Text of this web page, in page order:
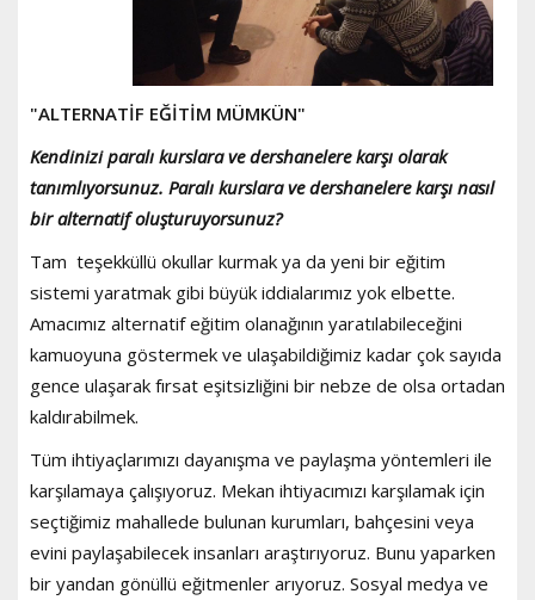
"ALTERNATİF EĞİTİM MÜMKÜN"
Kendinizi paralı kurslara ve dershanelere karşı olarak
tanımlıyorsunuz. Paralı kurslara ve dershanelere karşı nasıl
bir alternatif oluşturuyorsunuz?
Tam teşekküllü okullar kurmak ya da yeni bir eğitim
sistemi yaratmak gibi büyük iddialarımız yok elbette.
Amacımız alternatif eğitim olanağının yaratılabileceğini
kamuoyuna göstermek ve ulaşabildiğimiz kadar çok sayıda
gence ulaşarak fırsat eşitsizliğini bir nebze de olsa ortadan
kaldırabilmek.
Tüm ihtiyaçlarımızı dayanışma ve paylaşma yöntemleri ile
karşılamaya çalışıyoruz. Mekan ihtiyacımızı karşılamak için
seçtiğimiz mahallede bulunan kurumları, bahçesini veya
evini paylaşabilecek insanları araştırıyoruz. Bunu yaparken
bir yandan gönüllü eğitmenler arıyoruz. Sosyal medya ve